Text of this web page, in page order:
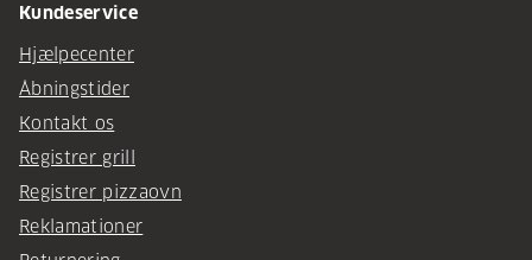
Kundeservice
Hjælpecenter
Åbningstider
Kontakt os
Registrer grill
Registrer pizzaovn
Reklamationer